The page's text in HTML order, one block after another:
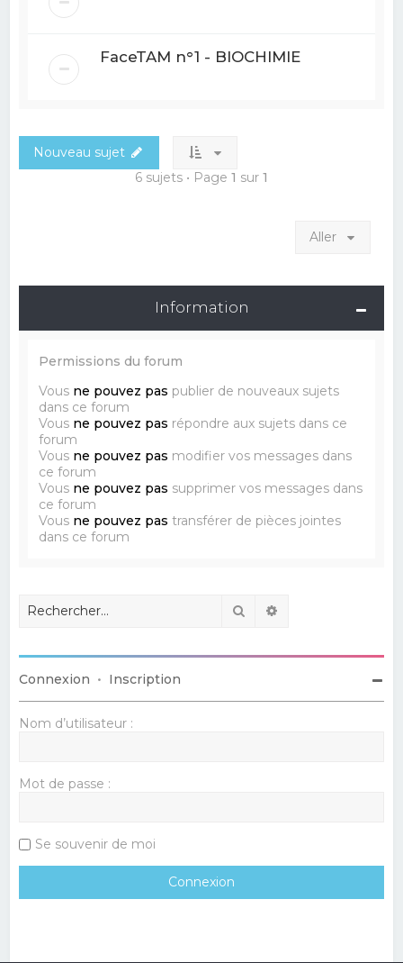
FaceTAM n°1 - BIOCHIMIE
Nouveau sujet
6 sujets • Page 1 sur 1
Aller
Information
Permissions du forum
Vous ne pouvez pas publier de nouveaux sujets
dans ce forum
Vous ne pouvez pas répondre aux sujets dans ce
forum
Vous ne pouvez pas modifier vos messages dans
ce forum
Vous ne pouvez pas supprimer vos messages dans
ce forum
Vous ne pouvez pas transférer de pièces jointes
dans ce forum
Rechercher
Connexion • Inscription
Nom d’utilisateur :
Mot de passe :
Se souvenir de moi